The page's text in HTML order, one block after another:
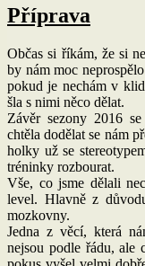
Příprava
Občas si říkám, že si
by nám moc
pokud je nechám v
šla s nimi něco dělat.
Závěr sezony 2016
chtěla dodělat se nám
holky už se
tréninky rozbourat.
Vše, co jsme dělali
level. Hlavně z
mozkovny.
Jedna z věcí, která
nejsou podle řádu, ale